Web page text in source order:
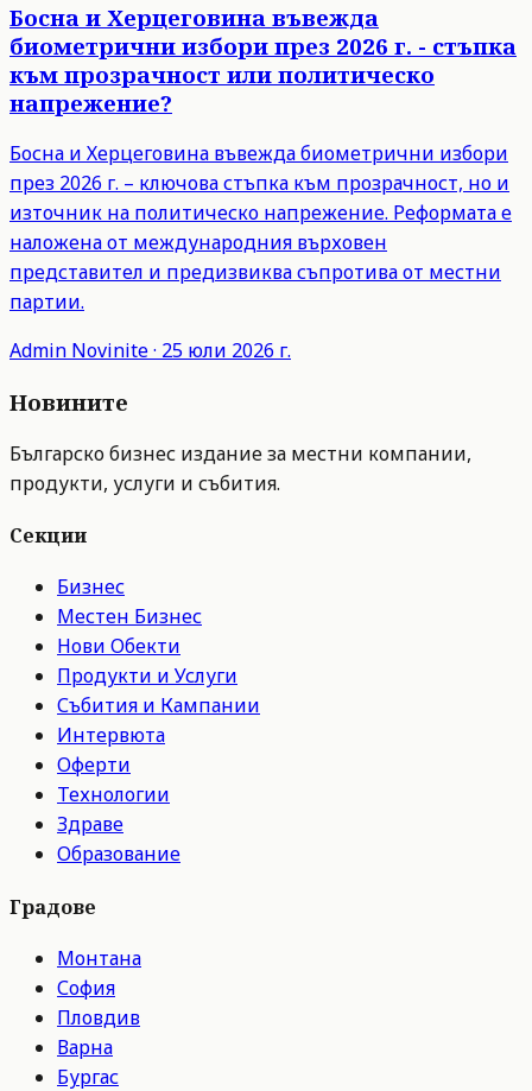
Босна и Херцеговина въвежда
биометрични избори през 2026 г. - стъпка
към прозрачност или политическо
напрежение?
Босна и Херцеговина въвежда биометрични избори
през 2026 г. – ключова стъпка към прозрачност, но и
източник на политическо напрежение. Реформата е
наложена от международния върховен
представител и предизвиква съпротива от местни
партии.
Admin Novinite· 25 юли 2026 г.
Новините
Българско бизнес издание за местни компании,
продукти, услуги и събития.
Секции
Бизнес
Местен Бизнес
Нови Обекти
Продукти и Услуги
Събития и Кампании
Интервюта
Оферти
Технологии
Здраве
Образование
Градове
Монтана
София
Пловдив
Варна
Бургас